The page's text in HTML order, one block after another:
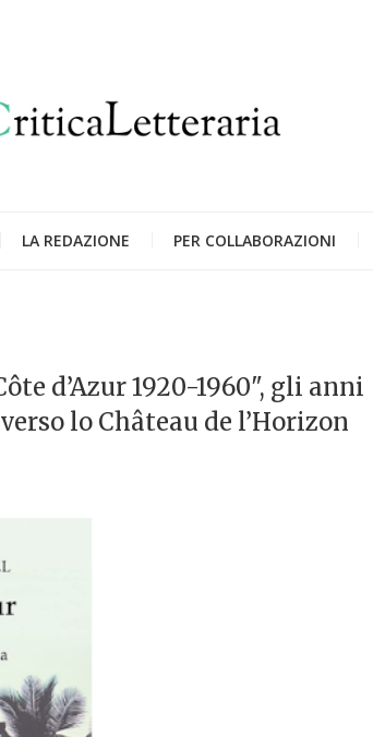
LA REDAZIONE PER COLLABORAZIONI
d’Azur 1920-1960", gli anni
lo Château de l’Horizon